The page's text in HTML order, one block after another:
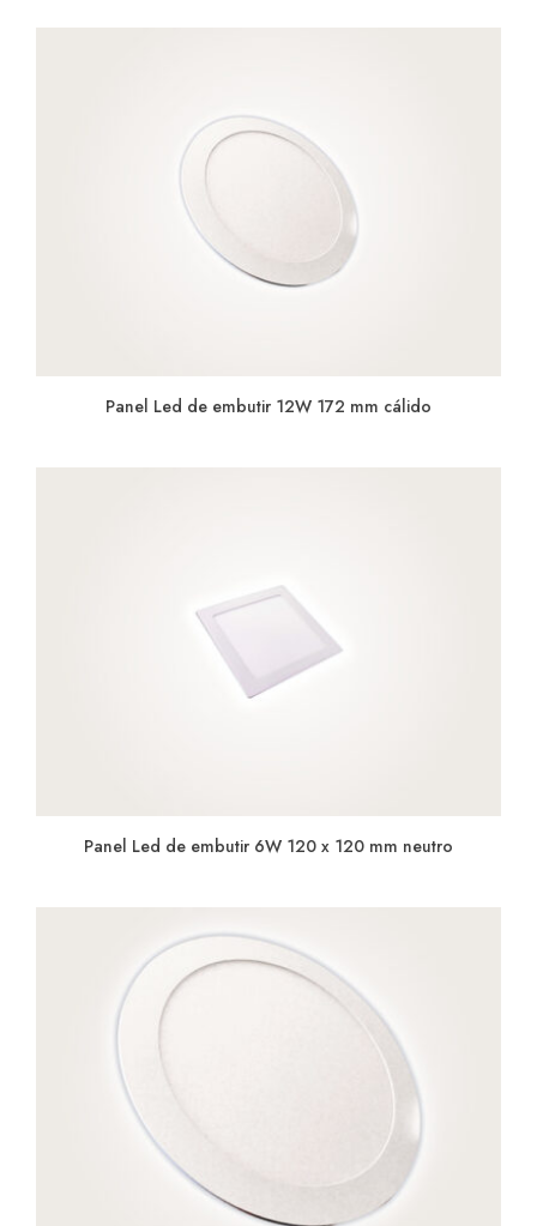
Panel Led de embutir 12W 172 mm cálido
Panel Led de embutir 6W 120 x 120 mm neutro